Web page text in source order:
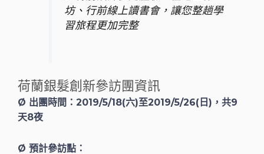
坊、行前線上讀書會，讓您整趟學
習旅程更加完整
荷蘭銀髮創新參訪團資訊
Ø 出團時間：2019/5/18(六)至2019/5/26(日)，共9
天8夜
Ø 預計參訪點：